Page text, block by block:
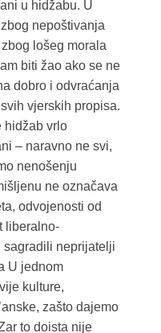
u hidžabu. U
nepoštivanja
lošeg morala
biti žao ako se ne
dobro i odvraćanja
vjerskih propisa.
hidžab vrlo
– naravno ne svi,
nenošenju
ne označava
odvojenosti od
liberalno-
sagradili neprijatelji
U jednom
kulture,
zašto dajemo
to doista nije